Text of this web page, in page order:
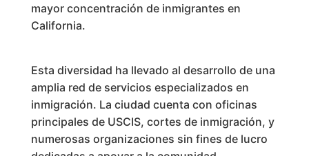
mayor concentración de inmigrantes en
California.
Esta diversidad ha llevado al desarrollo de una
amplia red de servicios especializados en
inmigración. La ciudad cuenta con oficinas
principales de USCIS, cortes de inmigración, y
numerosas organizaciones sin fines de lucro